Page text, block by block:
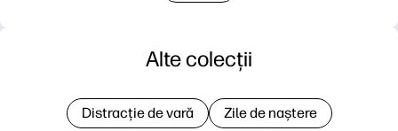
Alte colecții
Distracție de vară Zile de naștere